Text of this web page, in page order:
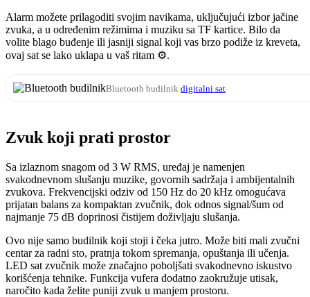
Alarm možete prilagoditi svojim navikama, uključujući izbor jačine
zvuka, a u određenim režimima i muziku sa TF kartice. Bilo da
volite blago buđenje ili jasniji signal koji vas brzo podiže iz kreveta,
ovaj sat se lako uklapa u vaš ritam ⚙️.
Bluetooth budilnik digitalni sat
Zvuk koji prati prostor
Sa izlaznom snagom od 3 W RMS, uređaj je namenjen
svakodnevnom slušanju muzike, govornih sadržaja i ambijentalnih
zvukova. Frekvencijski odziv od 150 Hz do 20 kHz omogućava
prijatan balans za kompaktan zvučnik, dok odnos signal/šum od
najmanje 75 dB doprinosi čistijem doživljaju slušanja.
Ovo nije samo budilnik koji stoji i čeka jutro. Može biti mali zvučni
centar za radni sto, pratnja tokom spremanja, opuštanja ili učenja.
LED sat zvučnik može značajno poboljšati svakodnevno iskustvo
korišćenja tehnike. Funkcija vufera dodatno zaokružuje utisak,
naročito kada želite puniji zvuk u manjem prostoru.